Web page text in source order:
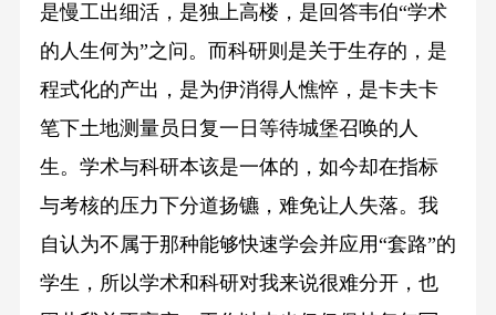
是慢工出细活，是独上高楼，是回答韦伯“学术
的人生何为”之问。而科研则是关于生存的，是
程式化的产出，是为伊消得人憔悴，是卡夫卡
笔下土地测量员日复一日等待城堡召唤的人
生。学术与科研本该是一体的，如今却在指标
与考核的压力下分道扬镳，难免让人失落。我
自认为不属于那种能够快速学会并应用“套路”的
学生，所以学术和科研对我来说很难分开，也